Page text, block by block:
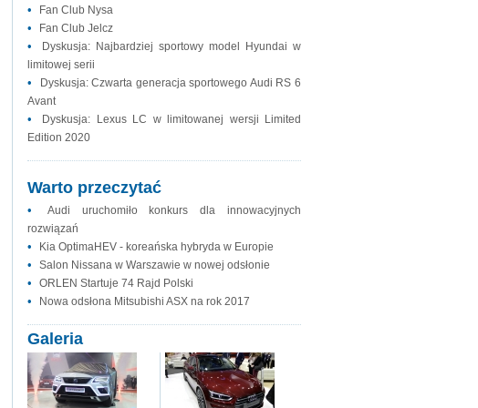
• Fan Club Nysa
• Fan Club Jelcz
•
Dyskusja: Najbardziej sportowy model Hyundai w
limitowej serii
•
Dyskusja: Czwarta generacja sportowego Audi RS 6
Avant
•
Dyskusja: Lexus LC w limitowanej wersji Limited
Edition 2020
Warto przeczytać
•
Audi uruchomiło konkurs dla innowacyjnych
rozwiązań
• Kia OptimaHEV - koreańska hybryda w Europie
• Salon Nissana w Warszawie w nowej odsłonie
• ORLEN Startuje 74 Rajd Polski
• Nowa odsłona Mitsubishi ASX na rok 2017
Galeria